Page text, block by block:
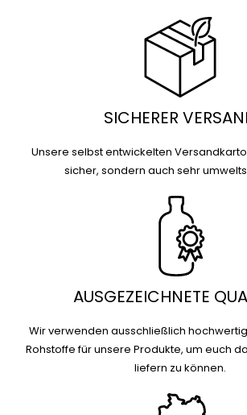
SICHERER
Unsere selbst entwickelten
sicher, sondern auch sehr
AUSGEZEICHNETE
Wir verwenden ausschließlich
Rohstoffe für unsere Produkte, um euch
liefern zu können.